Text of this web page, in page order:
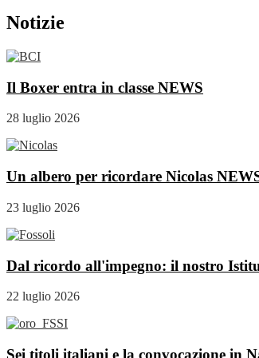
Notizie
Il Boxer entra in classe NEWS
28 luglio 2026
Un albero per ricordare Nicolas
23 luglio 2026
Dal ricordo all'impegno: il nostro
22 luglio 2026
Sei titoli italiani e la convocazione in